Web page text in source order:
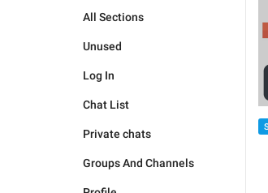
All Sections
Unused
Log In
Chat List
Private chats
Groups And Channels